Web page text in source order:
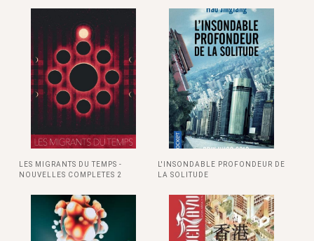
LES MIGRANTS DU TEMPS -
NOUVELLES COMPLETES 2
L'INSONDABLE PROFONDEUR DE
LA SOLITUDE